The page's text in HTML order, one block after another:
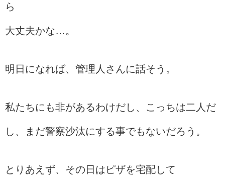
ら
大丈夫かな…。
明日になれば、管理人さんに話そう。
私たちにも非があるわけだし、こっちは二人だ
し、まだ警察沙汰にする事でもないだろう。
とりあえず、その日はピザを宅配して